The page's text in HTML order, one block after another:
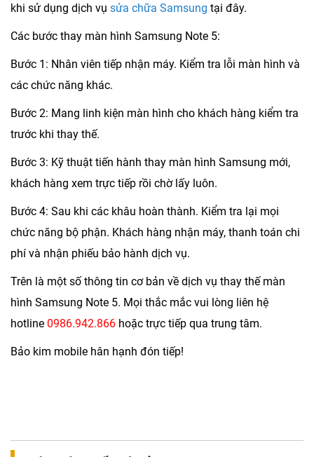
khi sử dụng dịch vụ sửa chữa Samsung tại đây.
Các bước thay màn hình Samsung Note 5:
Bước 1: Nhân viên tiếp nhận máy. Kiểm tra lỗi màn hình và
các chức năng khác.
Bước 2: Mang linh kiện màn hình cho khách hàng kiểm tra
trước khi thay thế.
Bước 3: Kỹ thuật tiến hành thay màn hình Samsung mới,
khách hàng xem trực tiếp rồi chờ lấy luôn.
Bước 4: Sau khi các khâu hoàn thành. Kiểm tra lại mọi
chức năng bộ phận. Khách hàng nhận máy, thanh toán chi
phí và nhận phiếu bảo hành dịch vụ.
Trên là một số thông tin cơ bản về dịch vụ thay thế màn
hình Samsung Note 5. Mọi thắc mắc vui lòng liên hệ
hotline 0986.942.866 hoặc trực tiếp qua trung tâm.
Bảo kim mobile hân hạnh đón tiếp!